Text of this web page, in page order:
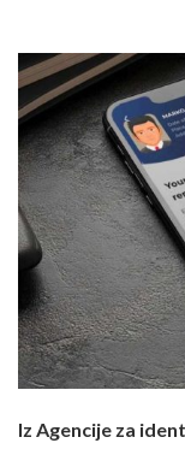
Iz Agencije za